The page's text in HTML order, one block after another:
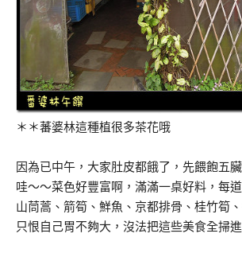
＊＊蕃婆林這種植很多茶花哦
因為已中午，大家肚皮都餓了，先餵飽五
哇～～菜色好豐富啊，滿滿一桌好料，每
山茼蒿、箭筍、鮮魚、京都排骨、桂竹筍
只恨自己胃不夠大，沒法把這些美食全掃